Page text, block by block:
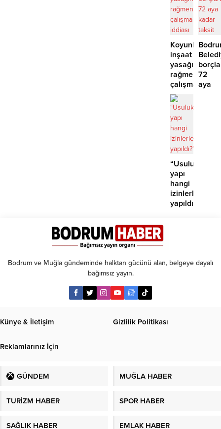
Koyunbaba’da
inşaat
yasağına
rağmen
çalışma
iddiası
72
aya
“Usuluk’taki
yapı
hangi
izinlerle
yapıldı?”
Bodrum ve Muğla gündeminde halktan gücünü alan, belgeye dayalı
bağımsız yayın.
Künye & İletişim Gizlilik Politikası
Reklamlarınız İçin
GÜNDEM MUĞLA HABER
TURİZM HABER SPOR HABER
SAĞLIK HABER EMLAK HABER